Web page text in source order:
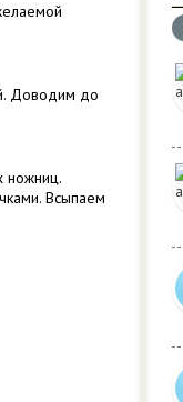
Доводим до
ножниц.
Всыпаем